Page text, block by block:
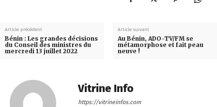
Article précédent
Bénin : Les grandes décisions
du Conseil des ministres du
mercredi 13 juillet 2022
Article suivant
Au Bénin, ADO-TV/FM se
métamorphose et fait peau
neuve !
Vitrine Info
https://vitrineinfos.com